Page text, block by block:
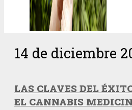
14 de diciembre
LAS CLAVES DEL
EL CANNABIS